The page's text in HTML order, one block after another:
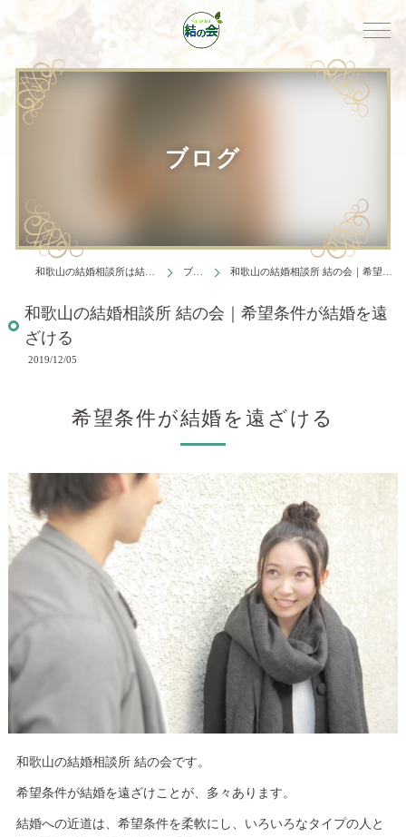
ブログ
和歌山の結婚相談所は結婚相談所 結の会 ブログ 和歌山の結婚相談所 結の会｜希望条件が結婚を遠ざける
和歌山の結婚相談所 結の会｜希望条件が結婚を遠
ざける
2019/12/05
希望条件が結婚を遠ざける
和歌山の結婚相談所 結の会です。
希望条件が結婚を遠ざけことが、多々あります。
結婚への近道は、希望条件を柔軟にし、いろいろなタイプの人と